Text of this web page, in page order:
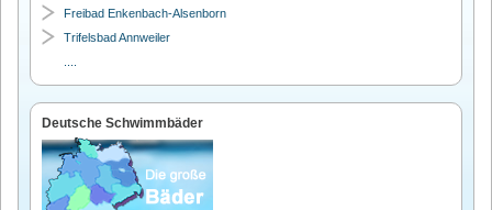
Freibad Enkenbach-Alsenborn
Trifelsbad Annweiler
Deutsche Schwimmbäder